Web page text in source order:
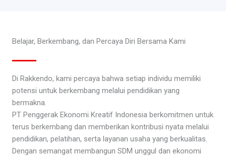
Belajar, Berkembang, dan Percaya Diri Bersama Kami
Di Rakkendo, kami percaya bahwa setiap individu memiliki
potensi untuk berkembang melalui pendidikan yang
bermakna.
PT Penggerak Ekonomi Kreatif Indonesia berkomitmen untuk
terus berkembang dan memberikan kontribusi nyata melalui
pendidikan, pelatihan, serta layanan usaha yang berkualitas.
Dengan semangat membangun SDM unggul dan ekonomi